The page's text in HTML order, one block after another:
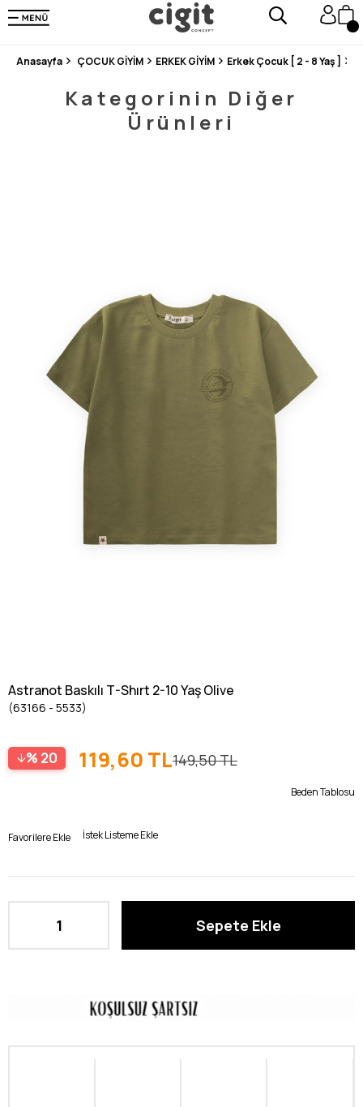
250.000'DEN FAZLA DEĞERLENDİRMEDE 5 ÜZERİNDEN 4.8 PUAN ALDI ⭐⭐⭐⭐⭐
3 MİLYONDAN FAZLA MUTLU MÜŞTERİ ❤️ 10 MİLYON ÜRÜN
Anasayfa ÇOCUK GİYİM ERKEK GİYİM Erkek Çocuk [ 2 - 8 Yaş ]
Kategorinin Diğer
Ürünleri
Astranot Baskılı T-Shırt 2-10 Yaş Olive
(63166 - 5533)
20 149,50 TL
119,60 TL
Beden Tablosu
Favorilere Ekle İstek Listeme Ekle